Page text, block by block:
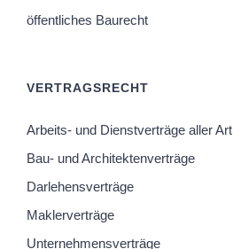
öffentliches Baurecht
VERTRAGSRECHT
Arbeits- und Dienstverträge aller Art
Bau- und Architektenverträge
Darlehensverträge
Maklerverträge
Unternehmensverträge